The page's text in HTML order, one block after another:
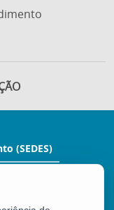
(SEDES)
do Suá